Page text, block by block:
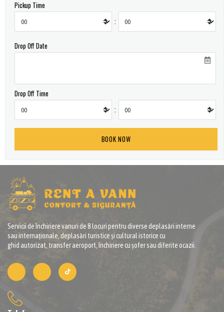
Pickup Time
:
Drop Off Date
Drop Off Time
:
Servicii de închiriere vanuri de 8 locuri pentru diverse deplasări interne
sau internaționale, deplasări turistice și cultural istorice cu
ghid autorizat, transfer aeroport, închiriere cu șofer sau diferite ocazii.